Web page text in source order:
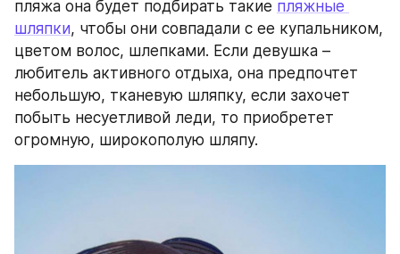
пляжа она будет подбирать такие пляжные
шляпки, чтобы они совпадали с ее купальником,
цветом волос, шлепками. Если девушка –
любитель активного отдыха, она предпочтет
небольшую, тканевую шляпку, если захочет
побыть несуетливой леди, то приобретет
огромную, широкополую шляпу.